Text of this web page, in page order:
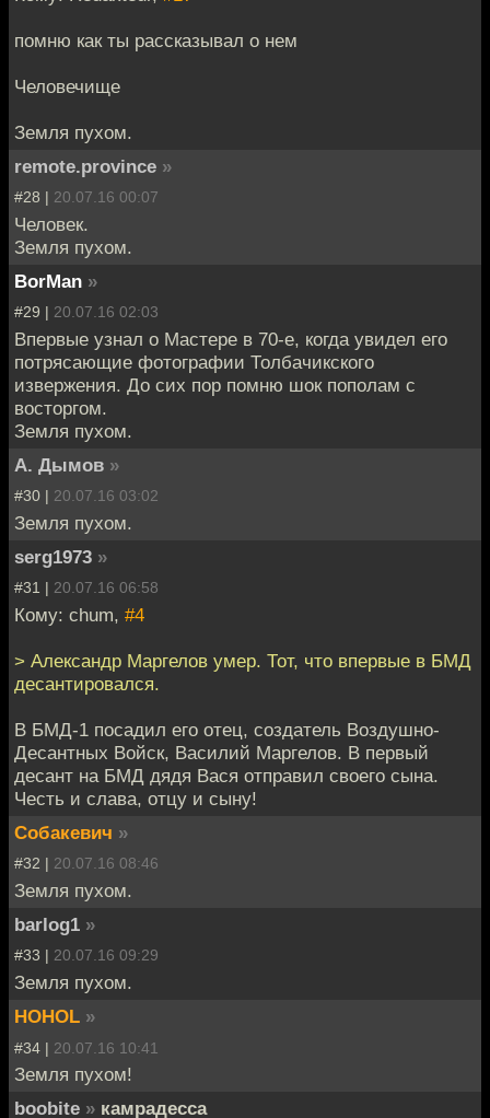
помню как ты рассказывал о нем
Человечище
Земля пухом.
remote.province »
#28 | 20.07.16 00:07
Человек.
Земля пухом.
BorMan »
#29 | 20.07.16 02:03
Впервые узнал о Мастере в 70-е, когда увидел его
потрясающие фотографии Толбачикского
извержения. До сих пор помню шок пополам с
восторгом.
Земля пухом.
А. Дымов »
#30 | 20.07.16 03:02
Земля пухом.
serg1973 »
#31 | 20.07.16 06:58
Кому: chum, #4
> Александр Маргелов умер. Тот, что впервые в БМД
десантировался.
В БМД-1 посадил его отец, создатель Воздушно-
Десантных Войск, Василий Маргелов. В первый
десант на БМД дядя Вася отправил своего сына.
Честь и слава, отцу и сыну!
Собакевич »
#32 | 20.07.16 08:46
Земля пухом.
barlog1 »
#33 | 20.07.16 09:29
Земля пухом.
HOHOL »
#34 | 20.07.16 10:41
Земля пухом!
boobite » камрадесса